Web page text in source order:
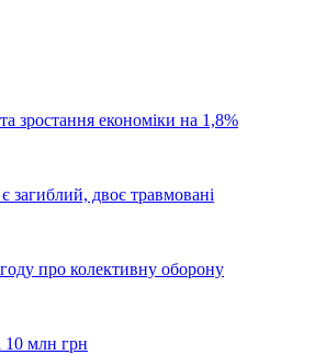
зростання економіки на 1,8%
загиблий, двоє травмовані
про колективну оборону
10 млн грн